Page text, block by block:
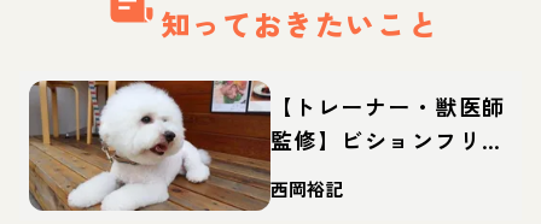
知っておきたいこと
【トレーナー・獣医師
監修】ビションフリー
ゼってどんな犬？性
格・特徴・育て方・迎
西岡裕記